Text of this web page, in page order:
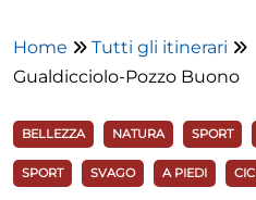
Home
Tutti gli itinerari
Gualdicciolo-Pozzo Buono
BELLEZZA NATURA SPORT
SPORT SVAGO A PIEDI